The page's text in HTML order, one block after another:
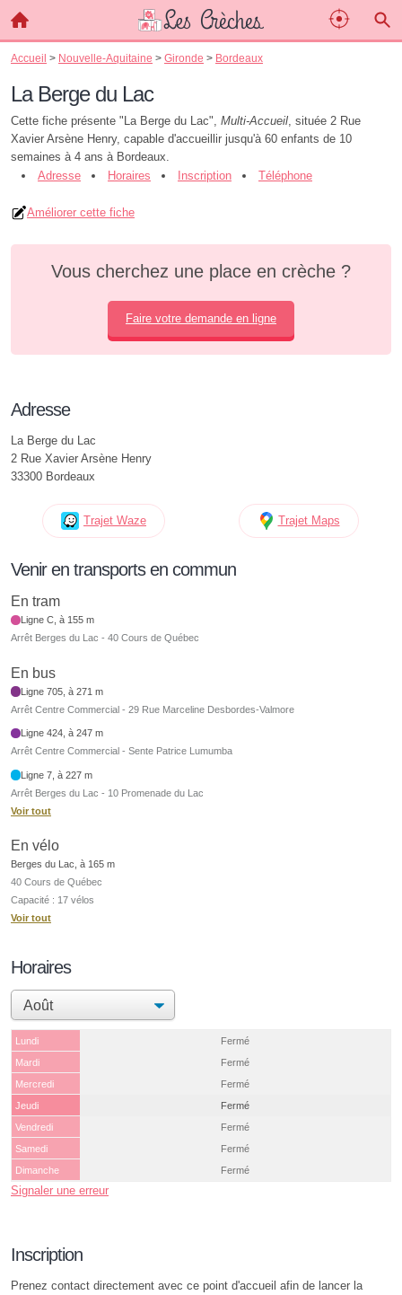
Accueil > Nouvelle-Aquitaine > Gironde > Bordeaux
La Berge du Lac
Cette fiche présente "La Berge du Lac", Multi-Accueil, située 2 Rue
Xavier Arsène Henry, capable d'accueillir jusqu'à 60 enfants de 10
semaines à 4 ans à Bordeaux.
Adresse
Horaires Inscription Téléphone
Améliorer cette fiche
Vous cherchez une place en crèche ?
Faire votre demande en ligne
Adresse
La Berge du Lac
2 Rue Xavier Arsène Henry
33300 Bordeaux
Trajet Waze Trajet Maps
Venir en transports en commun
En tram
Ligne C, à 155 m
Arrêt Berges du Lac - 40 Cours de Québec
En bus
Ligne 705, à 271 m
Arrêt Centre Commercial - 29 Rue Marceline Desbordes-Valmore
Ligne 424, à 247 m
Arrêt Centre Commercial - Sente Patrice Lumumba
Ligne 7, à 227 m
Arrêt Berges du Lac - 10 Promenade du Lac
Voir tout
En vélo
Berges du Lac, à 165 m
40 Cours de Québec
Capacité : 17 vélos
Voir tout
Horaires
Lundi
Fermé
Mardi
Fermé
Mercredi
Fermé
Jeudi
Fermé
Vendredi
Fermé
Samedi
Fermé
Dimanche
Fermé
Signaler une erreur
Inscription
Prenez contact directement avec ce point d'accueil afin de lancer la